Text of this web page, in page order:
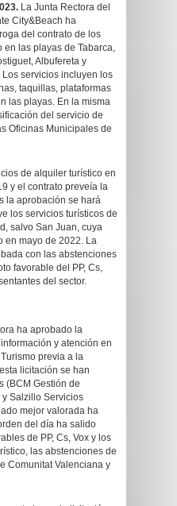
La Junta Rectora del
City&Beach ha
del contrato de los
las playas de Tabarca,
Albufereta y
servicios incluyen los
taquillas, plataformas
las playas. En la misma
del servicio de
Oficinas Municipales de
de alquiler turístico en
y el contrato preveía la
la aprobación se hará
los servicios turísticos de
salvo San Juan, cuya
en mayo de 2022. La
con las abstenciones
favorable del PP, Cs,
del sector.
ha aprobado la
y atención en
previa a la
licitación se han
(BCM Gestión de
y Salzillo Servicios
mejor valorada ha
del día ha salido
de PP, Cs, Vox y los
las abstenciones de
Comunitat Valenciana y